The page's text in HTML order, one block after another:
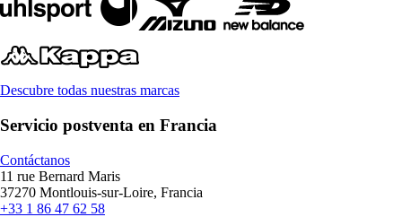
Descubre todas nuestras marcas
Servicio postventa en Francia
Contáctanos
11 rue Bernard Maris
37270 Montlouis-sur-Loire, Francia
+33 1 86 47 62 58